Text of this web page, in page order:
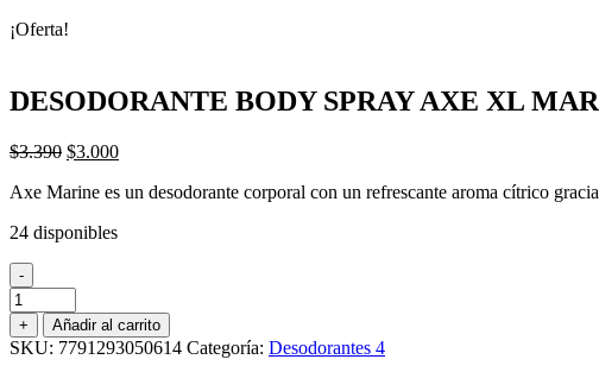
¡Oferta!
DESODORANTE BODY SPRAY AXE XL
$3.390 El
original
$3.390.
$3.000El
actual
Axe Marine es un desodorante corporal con un refrescante aroma cítrico
24 disponibles
-
DESODORANTE
BODY
SPRAY
AXE
+ Añadir al carrito
SKU: 7791293050614 Categoría: Desodorantes 4